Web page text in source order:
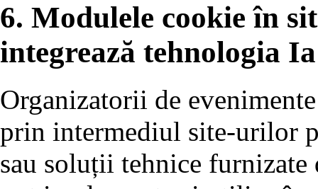
6. Modulele cookie în
integrează tehnologia
Organizatorii de
prin intermediul site-urilor
sau soluții tehnice